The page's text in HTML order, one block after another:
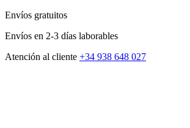
Envíos gratuitos
Envíos en 2-3 días laborables
Atención al cliente +34 938 648 027